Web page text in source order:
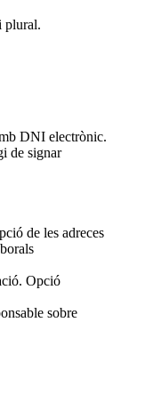
plural.
DNI electrònic.
de signar
de les adreces
Opció
sobre